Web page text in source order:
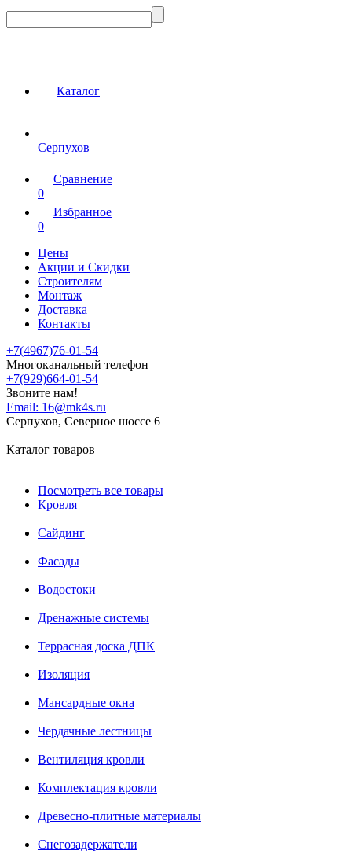
Каталог
Серпухов
Сравнение
0
Избранное
0
Цены
Акции и Скидки
Строителям
Монтаж
Доставка
Контакты
+7(4967)76-01-54
Многоканальный телефон
+7(929)664-01-54
Звоните нам!
Email: 16@mk4s.ru
Серпухов, Северное шоссе 6
Каталог товаров
Посмотреть все товары
Кровля
Сайдинг
Фасады
Водостоки
Дренажные системы
Террасная доска ДПК
Изоляция
Мансардные окна
Чердачные лестницы
Вентиляция кровли
Комплектация кровли
Древесно-плитные материалы
Снегозадержатели